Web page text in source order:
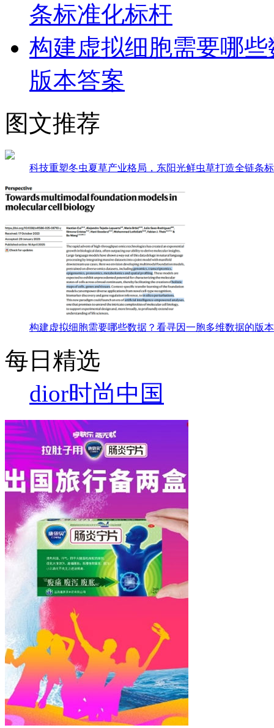
条标准化标杆
构建虚拟细胞需要哪
版本答案
图文推荐
科技重塑冬虫夏草产业格局，东阳光鲜虫草打造全链条
构建虚拟细胞需要哪些数据？看寻因一胞多维数据的版
每日精选
dior时尚中国